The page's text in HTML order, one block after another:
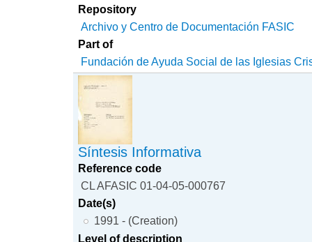
Repository
Archivo y Centro de Documentación FASIC
Part of
Fundación de Ayuda Social de las Iglesias
Síntesis Informativa
Reference code
CL AFASIC 01-04-05-000767
Date(s)
1991 - (Creation)
Level of description